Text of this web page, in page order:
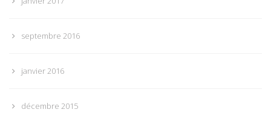
septembre 2016
janvier 2016
décembre 2015